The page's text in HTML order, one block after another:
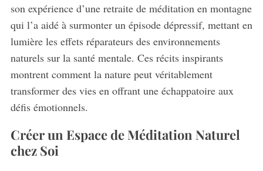
son expérience d’une retraite de méditation en montagne
qui l’a aidé à surmonter un épisode dépressif, mettant en
lumière les effets réparateurs des environnements
naturels sur la santé mentale. Ces récits inspirants
montrent comment la nature peut véritablement
transformer des vies en offrant une échappatoire aux
défis émotionnels.
Créer un Espace de Méditation Naturel
chez Soi
a